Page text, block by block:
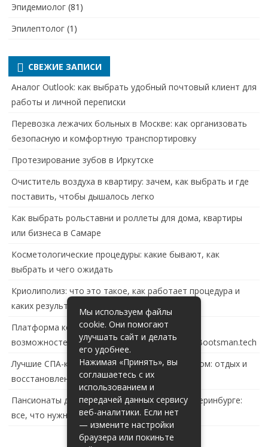
Эпидемиолог (81)
Эпилептолог (1)
СВЕЖИЕ ЗАПИСИ
Аналог Outlook: как выбрать удобный почтовый клиент для
работы и личной переписки
Перевозка лежачих больных в Москве: как организовать
безопасную и комфортную транспортировку
Протезирование зубов в Иркутске
Очиститель воздуха в квартиру: зачем, как выбрать и где
поставить, чтобы дышалось легко
Как выбрать рольставни и роллеты для дома, квартиры
или бизнеса в Самаре
Косметологические процедуры: какие бывают, как
выбрать и чего ожидать
Криолиполиз: что это такое, как работает процедура и
каких результатов ждать
Платформа контейнеризации в России: обзор
возможностей и перспектив развития сайта Bootsman.tech
Лучшие СПА-комплексы в Тольятти с бассейном: отдых и
восстановление за городом
Пансионаты для пожилых с деменцией в Екатеринбурге:
все, что нужно знать
Мы используем файлы
cookie. Они помогают
улучшать сайт и делать
его удобнее.
Нажимая «Принять», вы
соглашаетесь с их
использованием и
передачей данных сервису
веб-аналитики. Если нет
— измените настройки
браузера или покиньте